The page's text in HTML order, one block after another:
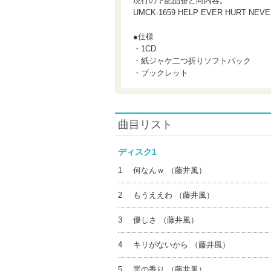
UMCK-1659 HELP EVER HURT
●仕様
・1CD
・紙ジャケ二つ折りソフトパック
・ブックレット
曲目リスト
ディスク1
1 何なんｗ （藤井風）
2 もうええわ （藤井風）
3 優しさ （藤井風）
4 キリがないから （藤井風）